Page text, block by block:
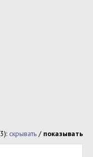
скрывать / показывать